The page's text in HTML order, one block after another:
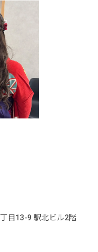
目13-9 駅北ビル2階